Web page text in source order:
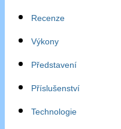
Recenze
Výkony
Představení
Příslušenství
Technologie